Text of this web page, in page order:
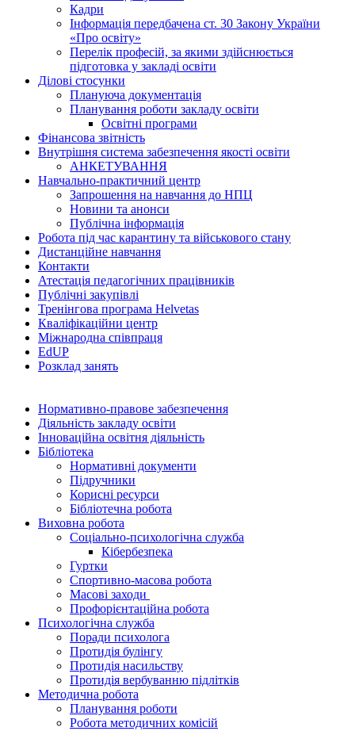
Кадри
Інформація передбачена ст. 30 Закону України
«Про освіту»
Перелік професій, за якими здійснюється
підготовка у закладі освіти
Ділові стосунки
Плануюча документація
Планування роботи закладу освіти
Освітні програми
Фінансова звітність
Внутрішня система забезпечення якості освіти
АНКЕТУВАННЯ
Навчально-практичний центр
Запрошення на навчання до НПЦ
Новини та анонси
Публічна інформація
Робота під час карантину та військового стану
Дистанційне навчання
Контакти
Атестація педагогічних працівників
Публічні закупівлі
Тренінгова програма Helvetas
Кваліфікаційни центр
Міжнародна співпраця
EdUР
Розклад занять
Нормативно-правове забезпечення
Діяльність закладу освіти
Інноваційна освітня діяльність
Бібліотека
Нормативні документи
Підручники
Корисні ресурси
Бібліотечна робота
Виховна робота
Соціально-психологічна служба
Кібербезпека
Гуртки
Спортивно-масова робота
Масові заходи
Профорієнтаційна робота
Психологічна служба
Поради психолога
Протидія булінгу
Протидія насильству
Протидія вербуванню підлітків
Методична робота
Планування роботи
Робота методичних комісій